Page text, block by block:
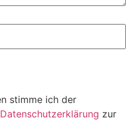
stimme ich der
Datenschutzerklärung zur